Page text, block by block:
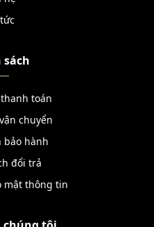
sách
toán
chuyển
bảo hành
đổi trả
mật thông tin